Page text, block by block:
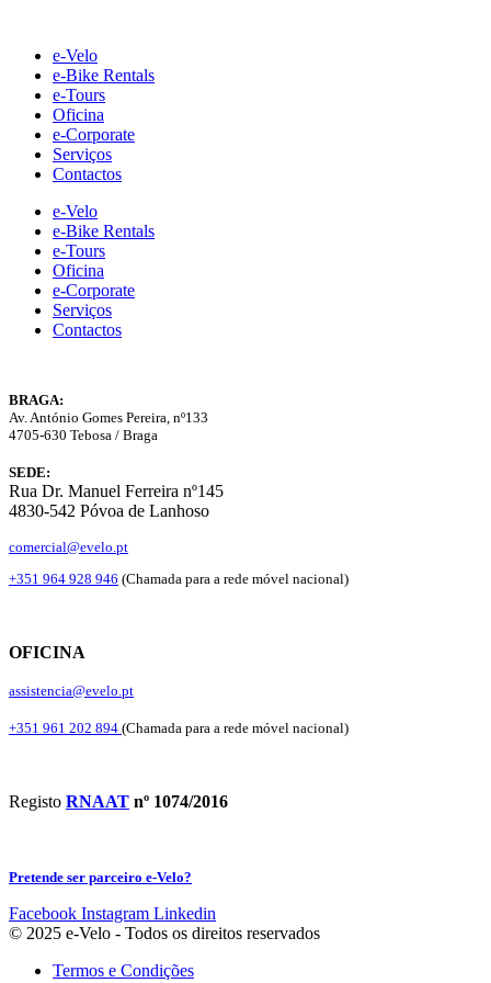
contente-Velo
e-Bike Rentals
e-Tours
Oficina
e-Corporate
Serviços
Contactos
e-Velo
e-Bike Rentals
e-Tours
Oficina
e-Corporate
Serviços
Contactos
BRAGA:
Av. António Gomes Pereira, nº133
4705-630 Tebosa / Braga
SEDE:
Rua Dr. Manuel Ferreira nº145
4830-542 Póvoa de Lanhoso
comercial@evelo.pt
+351 964 928 946 (Chamada para a rede móvel nacional)
OFICINA
assistencia@evelo.pt
+351 961 202 894 (Chamada para a rede móvel nacional)
Registo RNAAT nº 1074/2016
Pretende ser parceiro e-Velo?
Facebook Instagram Linkedin
© 2025 e-Velo - Todos os direitos reservados
Termos e Condições